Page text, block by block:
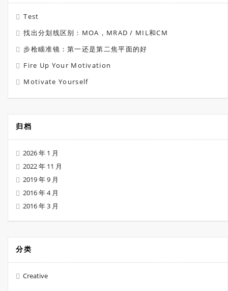
Test
找出分划线区别：MOA，MRAD / MIL和CM
步枪瞄准镜：第一还是第二焦平面的好
Fire Up Your Motivation
Motivate Yourself
归档
2026 年 1 月
2022 年 11 月
2019 年 9 月
2016 年 4 月
2016 年 3 月
分类
Creative